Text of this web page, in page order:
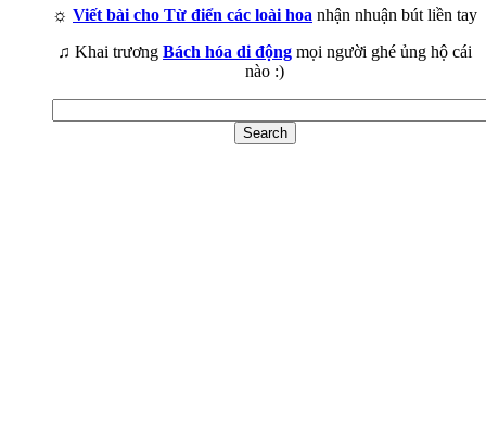
☼ Viết bài cho Từ điển các loài hoa nhận nhuận bút liền tay
♫ Khai trương Bách hóa di động mọi người ghé ủng hộ cái
nào :)